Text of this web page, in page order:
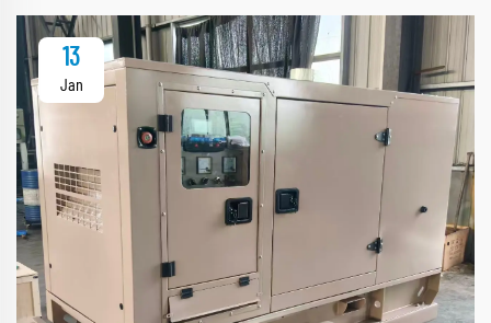
13
Jan